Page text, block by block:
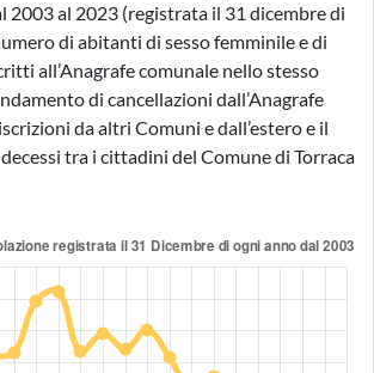
2003 al 2023 (registrata il 31 dicembre di
di abitanti di sesso femminile e di
all’Anagrafe comunale nello stesso
di cancellazioni dall’Anagrafe
da altri Comuni e dall’estero e il
tra i cittadini del Comune di Torraca